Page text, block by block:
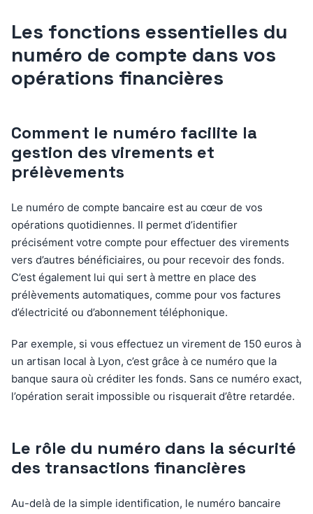
Les fonctions essentielles du
numéro de compte dans vos
opérations financières
Comment le numéro facilite la
gestion des virements et
prélèvements
Le numéro de compte bancaire est au cœur de vos
opérations quotidiennes. Il permet d’identifier
précisément votre compte pour effectuer des virements
vers d’autres bénéficiaires, ou pour recevoir des fonds.
C’est également lui qui sert à mettre en place des
prélèvements automatiques, comme pour vos factures
d’électricité ou d’abonnement téléphonique.
Par exemple, si vous effectuez un virement de 150 euros à
un artisan local à Lyon, c’est grâce à ce numéro que la
banque saura où créditer les fonds. Sans ce numéro exact,
l’opération serait impossible ou risquerait d’être retardée.
Le rôle du numéro dans la sécurité
des transactions financières
Au-delà de la simple identification, le numéro bancaire